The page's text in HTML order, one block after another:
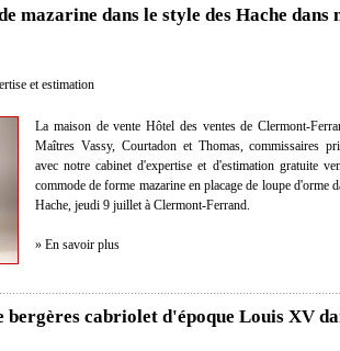
mazarine dans le style des Hache dans
et estimation
La maison de vente Hôtel des ventes de Clermont-
Maîtres Vassy, Courtadon et Thomas, commissaires
avec notre cabinet d'expertise et d'estimation gratuite
commode de forme mazarine en placage de loupe d'orme
Hache, jeudi 9 juillet à Clermont-Ferrand.
» En savoir plus
cabriolet d'époque Louis XV